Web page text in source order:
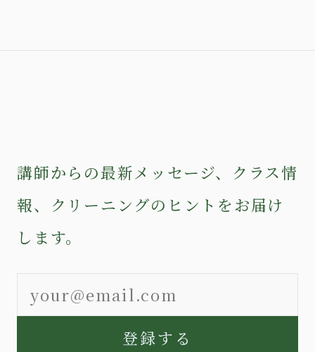
講師からの最新メッセージ、クラス情
報、クリーニングのヒントをお届け
します。
登録する